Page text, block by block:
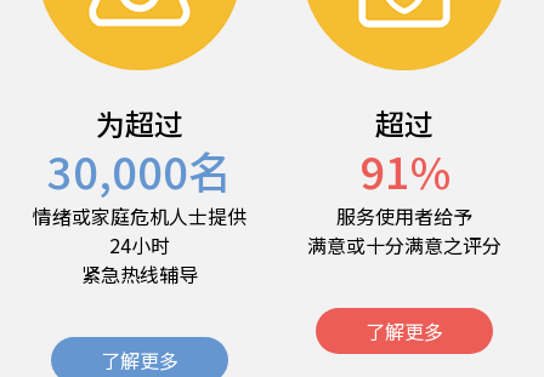
为超过
30,000名
情绪或家庭危机人士提供
24小时
紧急热线辅导
了解更多
超过
91%
服务使用者给予
满意或十分满意之评分
了解更多